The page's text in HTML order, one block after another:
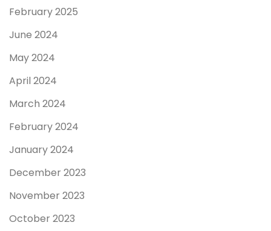
February 2025
June 2024
May 2024
April 2024
March 2024
February 2024
January 2024
December 2023
November 2023
October 2023